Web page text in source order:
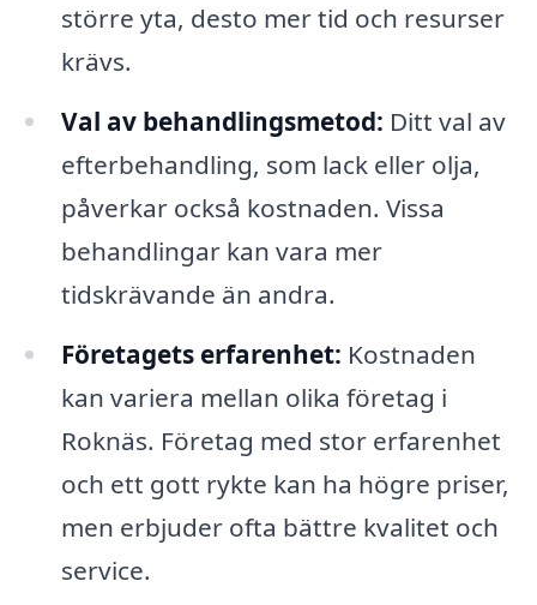
större yta, desto mer tid och resurser
krävs.
Val av behandlingsmetod: Ditt val av
efterbehandling, som lack eller olja,
påverkar också kostnaden. Vissa
behandlingar kan vara mer
tidskrävande än andra.
Företagets erfarenhet: Kostnaden
kan variera mellan olika företag i
Roknäs. Företag med stor erfarenhet
och ett gott rykte kan ha högre priser,
men erbjuder ofta bättre kvalitet och
service.